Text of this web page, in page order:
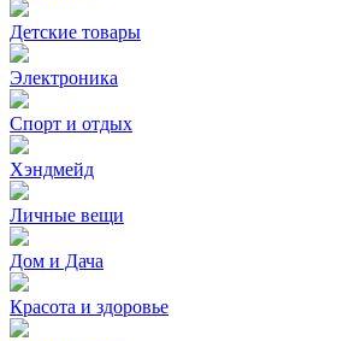
Детские товары
Электроника
Спорт и отдых
Хэндмейд
Личные вещи
Дом и Дача
Красота и здоровье